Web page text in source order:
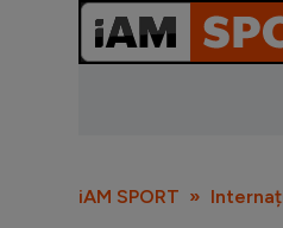
iAM SPORT